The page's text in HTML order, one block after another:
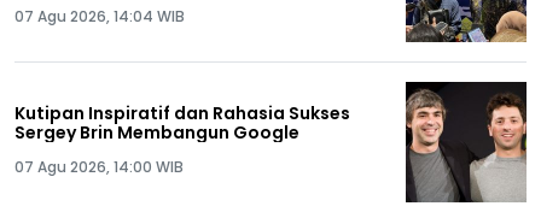
07 Agu 2026, 14:04 WIB
Kutipan Inspiratif dan Rahasia Sukses
Sergey Brin Membangun Google
07 Agu 2026, 14:00 WIB